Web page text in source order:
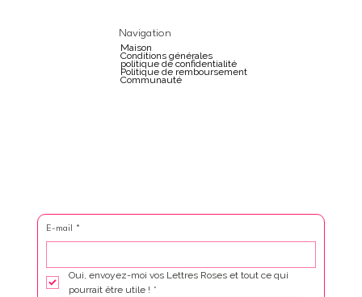
Navigation
Maison
Conditions générales
politique de confidentialité
Politique de remboursement
Communauté
E-mail *
Oui, envoyez-moi vos Lettres Roses et tout ce qui
pourrait être utile ! *